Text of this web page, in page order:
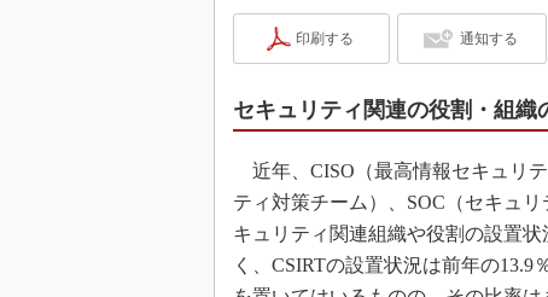
印刷する 通知する
セキュリティ関連の役割・組織
近年、CISO（最高情報セキュリ
ティ対策チーム）、SOC（セキュ
キュリティ関連組織や役割の設置
く、CSIRTの設置状況は前年の